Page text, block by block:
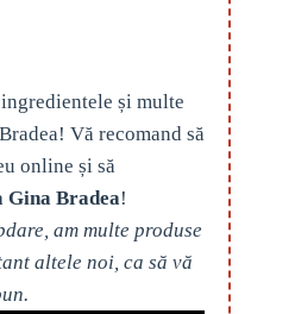
și multe
Vă recomand să
online și să
Gina Bradea!
am multe produse
altele noi, ca să vă